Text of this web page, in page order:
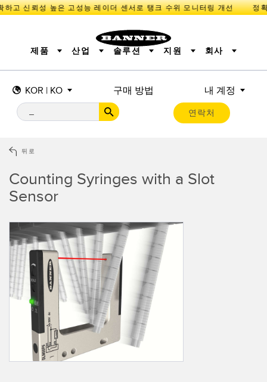
고 신뢰성 높은 고성능 레이더 센서로 탱크 수위 모니터링 개선
KOR | KO 구매 방법 내 계정
연락처
제품
센서 측정 솔루션
조명 및 표시기
기계 안전
산업용 무선
MONITORING SOLUTIONS
신제품 SNAP SIGNAL
액세서리
SOFTWARE
센서
광전 센서
레이저 거리 측정
측정 어레이
3D 비행 시간(ToF)
레이더 센서
산업 솔루션
IIOT 및 스마트 팩토리
스마트 센서
장비 보호
PICK-TO-LIGHT
PREDICTIVE MAINTENANCE
Overall Equipment Effectiveness (OEE)
기계 모니터링/전체 장비 효율성
공장 커뮤니케이션
부품, 정비 또는 팔레트 픽업 요청
선행 에지 감지
원격 모니터링
지원 회사
뒤로
Counting Syringes with a Slot
Sensor